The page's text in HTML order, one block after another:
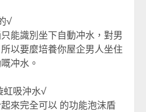
√
能識別坐下自動冲水，對男
以要麼培養你屋企男人坐住
冲水。
虹吸沖水√
來完全可以 的功能泡沫盾